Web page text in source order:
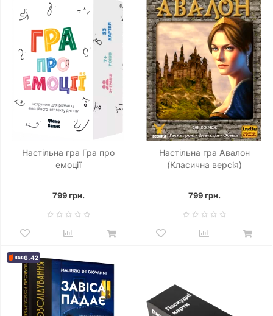
Настільна гра Гра про
емоції
799 грн.
Настільна гра Авалон
(Класична версія)
799 грн.
6.42